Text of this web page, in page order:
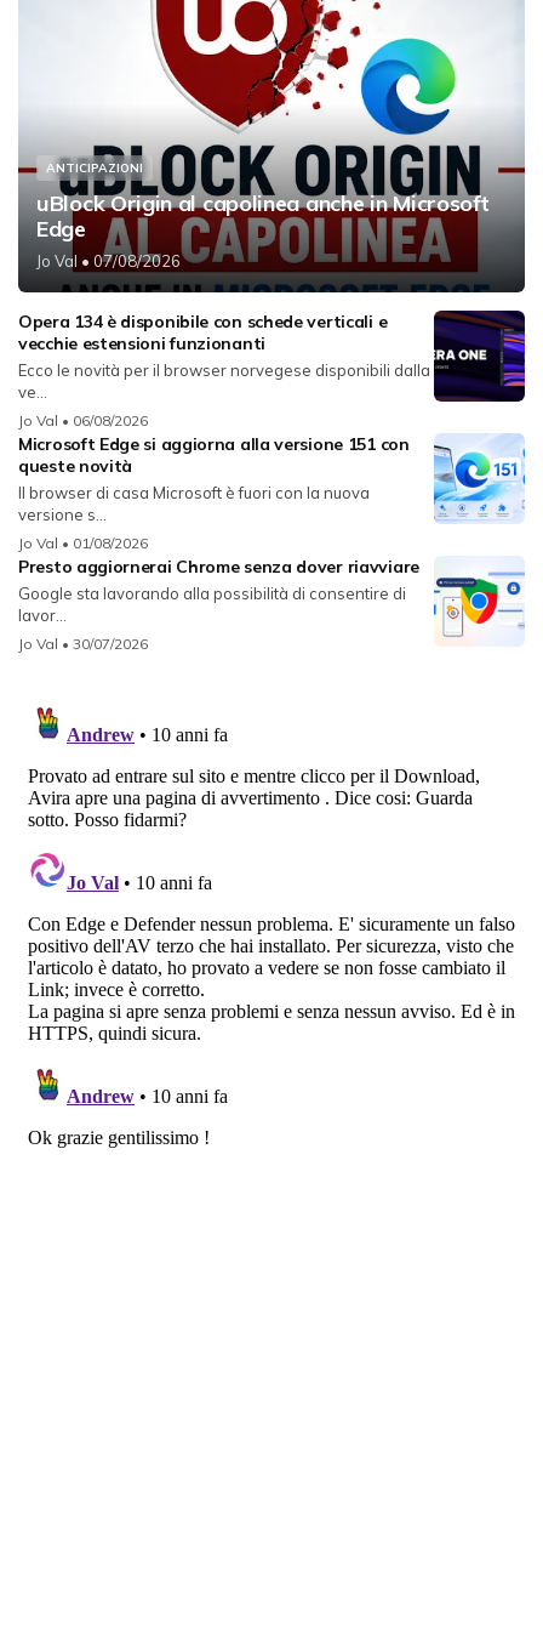
ANTICIPAZIONI
uBlock Origin al capolinea anche in Microsoft
Edge
Jo Val • 07/08/2026
Opera 134 è disponibile con schede verticali e
vecchie estensioni funzionanti
Ecco le novità per il browser norvegese disponibili dalla
ve...
Jo Val • 06/08/2026
Microsoft Edge si aggiorna alla versione 151 con
queste novità
Il browser di casa Microsoft è fuori con la nuova
versione s...
Jo Val • 01/08/2026
Presto aggiornerai Chrome senza dover riavviare
Google sta lavorando alla possibilità di consentire di
lavor...
Jo Val • 30/07/2026